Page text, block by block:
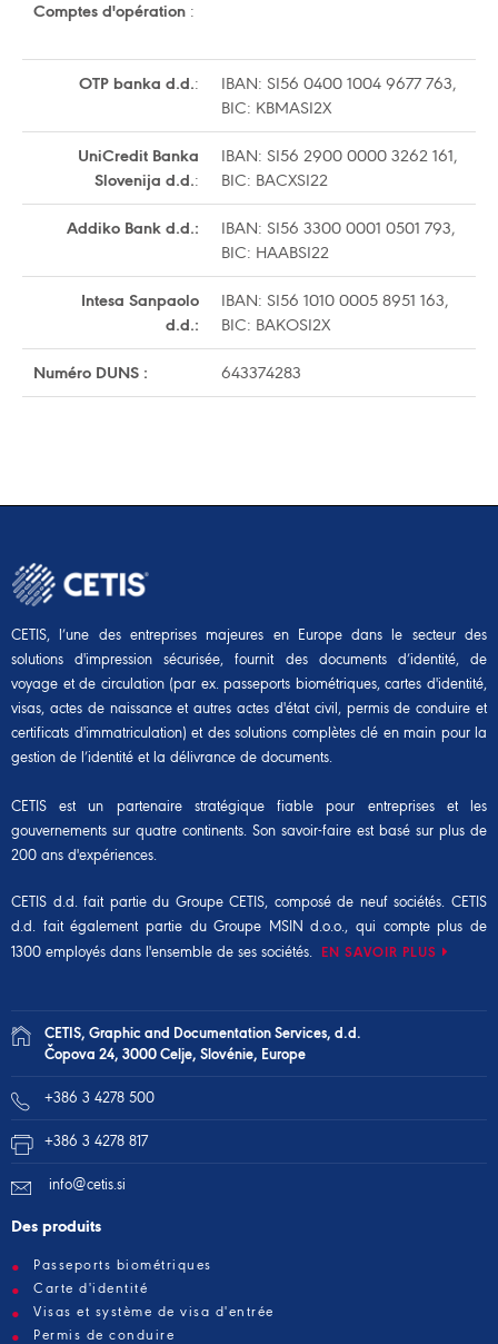
Comptes d'opération :
OTP banka d.d.:
IBAN: SI56 0400 1004 9677 763,
BIC: KBMASI2X
UniCredit Banka
Slovenija d.d.:
IBAN: SI56 2900 0000 3262 161,
BIC: BACXSI22
Addiko Bank d.d.:
IBAN: SI56 3300 0001 0501 793,
BIC: HAABSI22
Intesa Sanpaolo
d.d.:
IBAN: SI56 1010 0005 8951 163,
BIC: BAKOSI2X
Numéro DUNS : 643374283
CETIS, l’une des entreprises majeures en Europe dans le secteur des
solutions d'impression sécurisée, fournit des documents d’identité, de
voyage et de circulation (par ex. passeports biométriques, cartes d'identité,
visas, actes de naissance et autres actes d'état civil, permis de conduire et
certificats d'immatriculation) et des solutions complètes clé en main pour la
gestion de l’identité et la délivrance de documents.
CETIS est un partenaire stratégique fiable pour entreprises et les
gouvernements sur quatre continents. Son savoir-faire est basé sur plus de
200 ans d'expériences.
CETIS d.d. fait partie du Groupe CETIS, composé de neuf sociétés. CETIS
d.d. fait également partie duGroupe MSIN d.o.o., qui compte plus de
1300 employés dans l'ensemble de ses sociétés. EN SAVOIR PLUS
CETIS, Graphic and Documentation Services, d.d.
Čopova 24, 3000 Celje, Slovénie, Europe
+386 3 4278 500
+386 3 4278 817
info@cetis.si
Des produits
Passeports biométriques
Carte d'identité
Visas et système de visa d'entrée
Permis de conduire